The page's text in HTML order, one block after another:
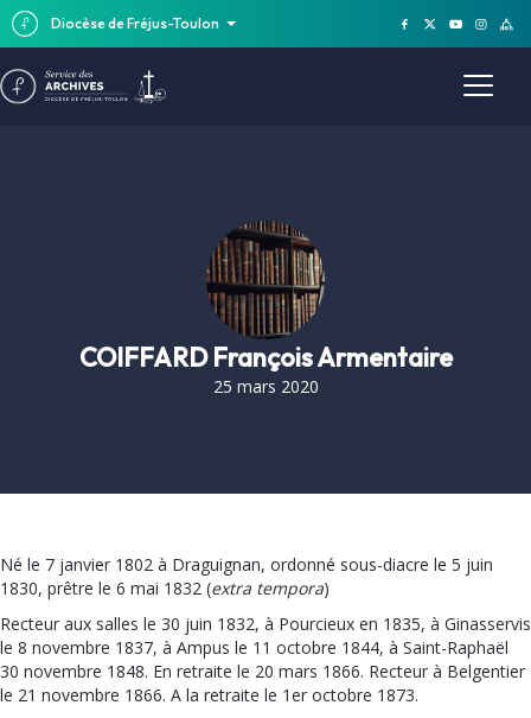
Diocèse de Fréjus-Toulon
COIFFARD François Armentaire
25 mars 2020
Né le 7 janvier 1802 à Draguignan, ordonné sous-diacre le 5 juin
1830, prêtre le 6 mai 1832 (extra tempora)
Recteur aux salles le 30 juin 1832, à Pourcieux en 1835, à Ginasservis
le 8 novembre 1837, à Ampus le 11 octobre 1844, à Saint-Raphaël
30 novembre 1848. En retraite le 20 mars 1866. Recteur à Belgentier
le 21 novembre 1866. A la retraite le 1er octobre 1873.